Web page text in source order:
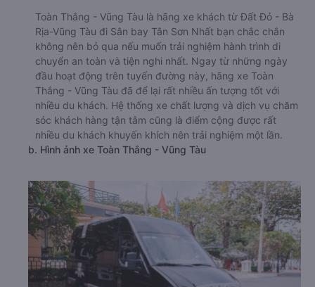
Toàn Thắng - Vũng Tàu là hãng xe khách từ Đất Đỏ - Bà
Rịa-Vũng Tàu đi Sân bay Tân Sơn Nhất bạn chắc chắn
không nên bỏ qua nếu muốn trải nghiệm hành trình di
chuyển an toàn và tiện nghi nhất. Ngay từ những ngày
đầu hoạt động trên tuyến đường này, hãng xe Toàn
Thắng - Vũng Tàu đã để lại rất nhiều ấn tượng tốt với
nhiều du khách. Hệ thống xe chất lượng và dịch vụ chăm
sóc khách hàng tận tâm cũng là điểm cộng được rất
nhiều du khách khuyến khích nên trải nghiệm một lần.
b. Hình ảnh xe Toàn Thắng - Vũng Tàu